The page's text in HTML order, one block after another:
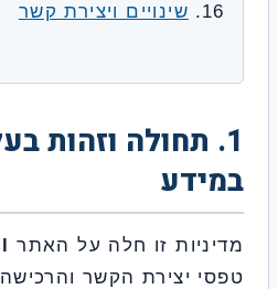
שינויים ויצירת קשר
תחולה וזהות בעל
זו חלה על האתר
יצירת הקשר והרכישה שבו,